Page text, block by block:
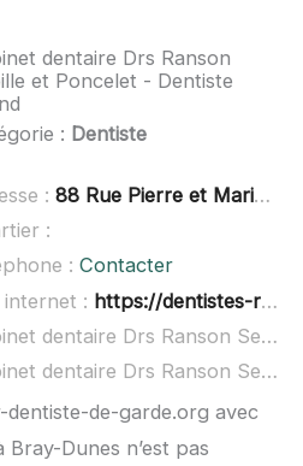
dentaire Drs Ranson
et Poncelet - Dentiste
: Dentiste
: 88 Rue Pierre et Marie Curie, 59760 Grande-Synthe
:
: Contacter
internet : https://dentistes-ranson-et-sebille.fr/
Cabinet dentaire Drs Ranson Sebille et Poncelet - Dentiste Grand à domicile :
Cabinet dentaire Drs Ranson Sebille et Poncelet - Dentiste Grand ouvert dimanche :
de-garde.org avec
Bray-Dunes n’est pas